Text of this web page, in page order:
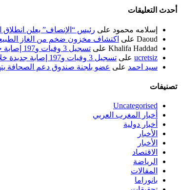
أحدث التعليقات
إسلامه محمود على رئيس “الإنصاف” يعلن انطلاق
Daoud على اكتشاف مخزون ضخم من الغاز
Khalifa Haddad على تسجيل 3 وفيات و197 إصابة جديدة خلال 24 ساعة الماضية
ucretsiz على تسجيل 3 وفيات و197 إصابة جديدة خلال 24 ساعة الماضية
سيد احمد على عضو بلجنة صندوق دعم الصحافة
تصنيفات
Uncategorised
أخبار المغرب العربي
أخبار دولية
الأخبار
الأخبار
الاقتصاد
الرياضة
المقالات
بانوراما